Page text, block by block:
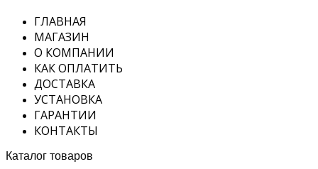
ГЛАВНАЯ
МАГАЗИН
О КОМПАНИИ
КАК ОПЛАТИТЬ
ДОСТАВКА
УСТАНОВКА
ГАРАНТИИ
КОНТАКТЫ
Каталог товаров